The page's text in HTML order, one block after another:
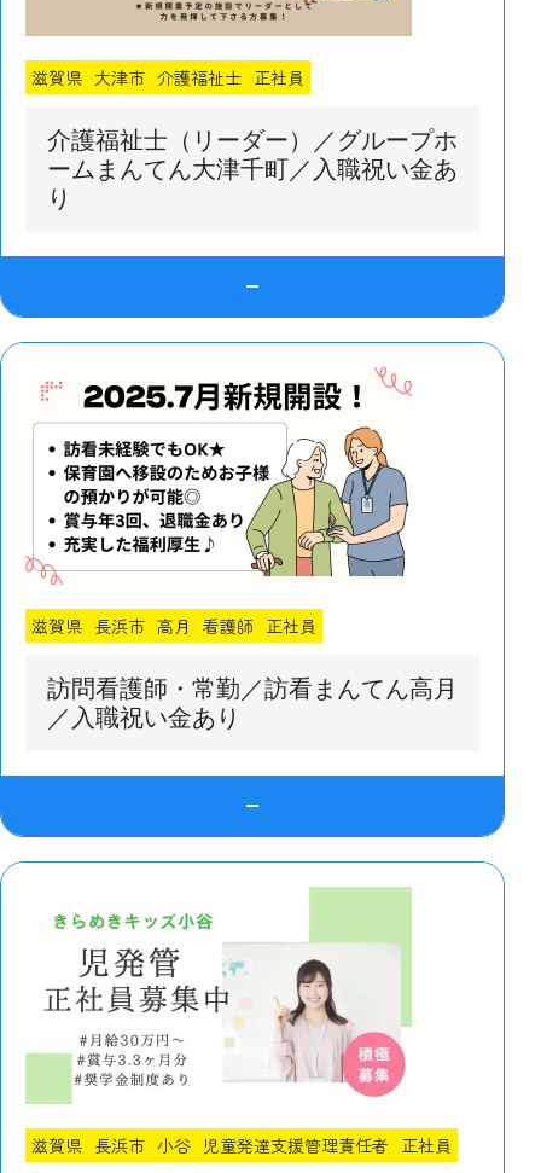
滋賀県 大津市 介護福祉士 正社員
介護福祉士（リーダー）／グループホ
ームまんてん大津千町／入職祝い金あ
り
滋賀県 長浜市 高月 看護師 正社員
訪問看護師・常勤／訪看まんてん高月
／入職祝い金あり
滋賀県 長浜市 小谷 児童発達支援管理責任者 正社員